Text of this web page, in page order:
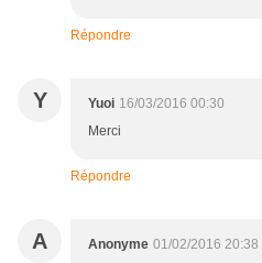
Répondre
Y Yuoi 16/03/2016 00:30
Merci
Répondre
A Anonyme 01/02/2016 20:38